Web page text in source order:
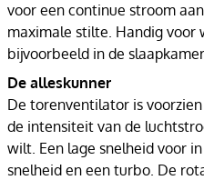
voor een continue stroom
maximale stilte. Handig voor
bijvoorbeeld in de
De alleskunner
De torenventilator is
de intensiteit van de
wilt. Een lage snelheid voor
snelheid en een turbo. De